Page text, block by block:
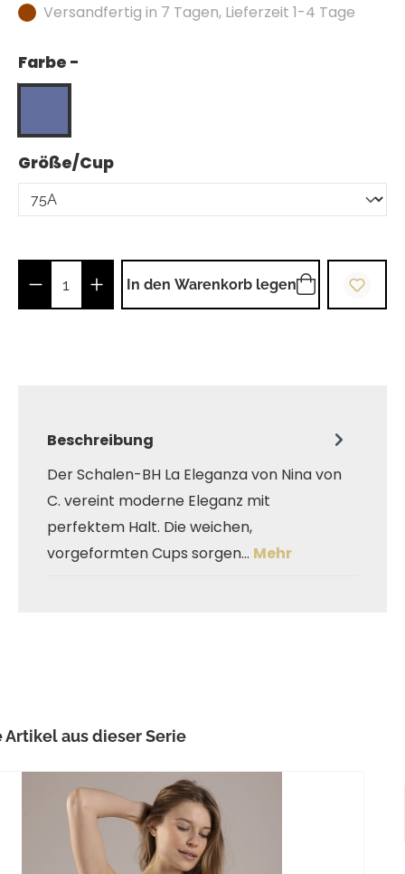
Versandfertig in 7 Tagen, Lieferzeit 1-4 Tage
Farbe -
Größe/Cupauswählen
Produkt Anzahl: Gib den gewünschten
In den Warenkorb legen
Beschreibung
Der Schalen-BH La Eleganza von Nina von
C. vereint moderne Eleganz mit
perfektem Halt. Die weichen,
vorgeformten Cups sorgen… Mehr
überspringen
Artikel aus dieser Serie